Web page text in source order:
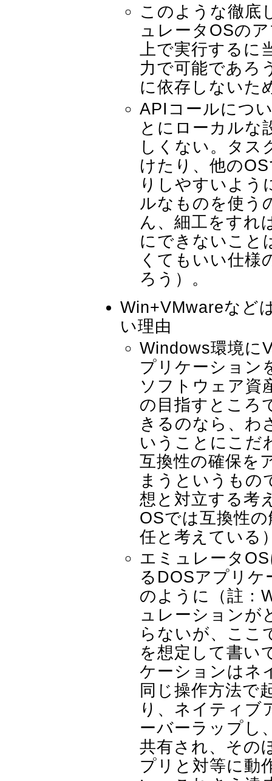
このような徹底
ュレータOSの
上で実行する
力で可能であろ
に依存しないた
APIコールにつ
とにローカルな
しくない。タス
けたり、他の
りしやすいよう
ルなものを使う
ん、細工をすれ
にできないこと
くてもいい仕様
ろう）。
Win+VMwareなど
い理由
Windows環境に
プリケーション
ソフトウェア資
の目指すところ
きるのなら、わ
いうことにこだ
互換性の確保を
まうというもの
想と対立する考
OSでは互換性
任と考えている
エミュレータ
るDOSアプリ
のように（註：
ュレーションが
らないが、ここ
を想定して書い
ケーションはネ
同じ操作方法で
り、ネイティブ
ーバーラップし
共有され、その
プリと対等に動